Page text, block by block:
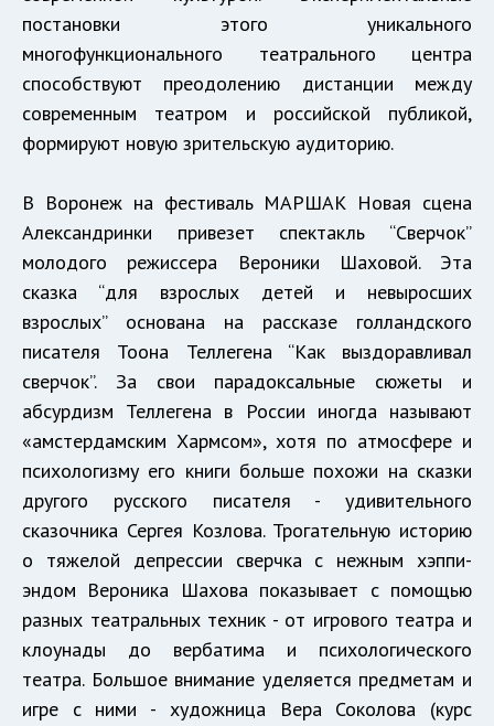
постановки этого уникального
многофункционального театрального центра
способствуют преодолению дистанции между
современным театром и российской публикой,
формируют новую зрительскую аудиторию.
В Воронеж на фестиваль МАРШАК Новая сцена
Александринки привезет спектакль “Сверчок”
молодого режиссера Вероники Шаховой. Эта
сказка “для взрослых детей и невыросших
взрослых” основана на рассказе голландского
писателя Тоона Теллегена “Как выздоравливал
сверчок”. За свои парадоксальные сюжеты и
абсурдизм Теллегена в России иногда называют
«амстердамским Хармсом», хотя по атмосфере и
психологизму его книги больше похожи на сказки
другого русского писателя - удивительного
сказочника Сергея Козлова. Трогательную историю
о тяжелой депрессии сверчка с нежным хэппи-
эндом Вероника Шахова показывает с помощью
разных театральных техник - от игрового театра и
клоунады до вербатима и психологического
театра. Большое внимание уделяется предметам и
игре с ними - художница Вера Соколова (курс